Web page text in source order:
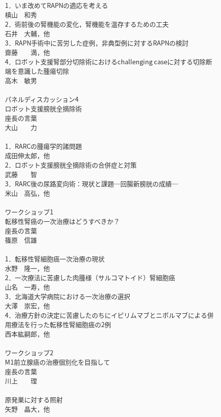
1．いま改めてRAPNの適応を考える
槙山 和秀
2．術前後の腎機能の変化，腎機能を温存するための工夫
石井 大輔，他
3．RAPN手術中に苦労した症例，非典型例に対するRAPNの検討
齋藤 満，他
4．ロボット支援腎部分切除術におけるchallenging caseに対する切除断
端を意識した腫瘍切除
高木 敏男
パネルディスカッション4
ロボット支援膀胱全摘除術
座長の言葉
大山 力
1．RARCの腫瘍学的諸問題
成田伸太郎，他
2．ロボット支援膀胱全摘除術の合併症と対策
武藤 智
3．RARC後の尿路変向術：現状と課題─回腸新膀胱の成績─
米山 高弘，他
ワークショップ1
転移性腎癌の一次治療はどうすべきか？
座長の言葉
篠原 信雄
1．転移性腎細胞癌一次治療の現状
水野 隆一，他
2．一次療法に苦慮した肉腫様（サルコマトイド）腎細胞癌
山名 一寿，他
3．北海道大学病院における一次治療の選択
大澤 崇宏，他
4．治療方針の決定に苦慮したのちにイピリムマブとニボルマブによる併
用療法を行った転移性腎細胞癌の2例
西本紘嗣郎，他
ワークショップ2
M1前立腺癌の治療個別化を目指して
座長の言葉
川上 理
原発巣に対する照射
矢野 晶大，他